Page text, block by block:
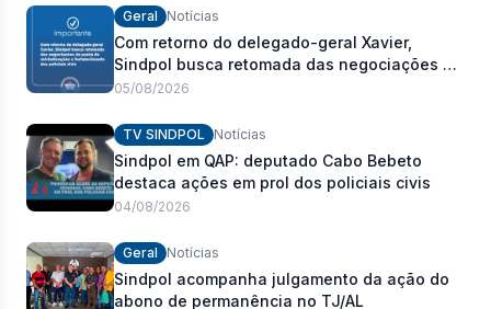
Geral Notícias
Com retorno do delegado-geral Xavier,
Sindpol busca retomada das negociações da
pauta de reivindicações e fortalecimento dos
05/08/2026
TV SINDPOL Notícias
Sindpol em QAP: deputado Cabo Bebeto
destaca ações em prol dos policiais civis
04/08/2026
Geral Notícias
Sindpol acompanha julgamento da ação do
abono de permanência no TJ/AL